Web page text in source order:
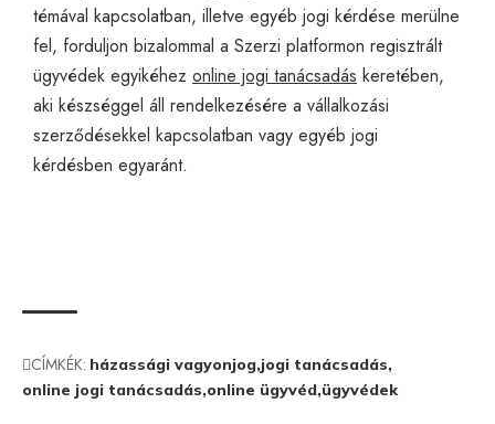
témával kapcsolatban, illetve egyéb jogi kérdése merülne
fel, forduljon bizalommal a Szerzi platformon regisztrált
ügyvédek egyikéhez online jogi tanácsadás keretében,
aki készséggel áll rendelkezésére a vállalkozási
szerződésekkel kapcsolatban vagy egyéb jogi
kérdésben egyaránt.
CÍMKÉK: házassági vagyonjog jogi tanácsadás
online jogi tanácsadás online ügyvéd ügyvédek